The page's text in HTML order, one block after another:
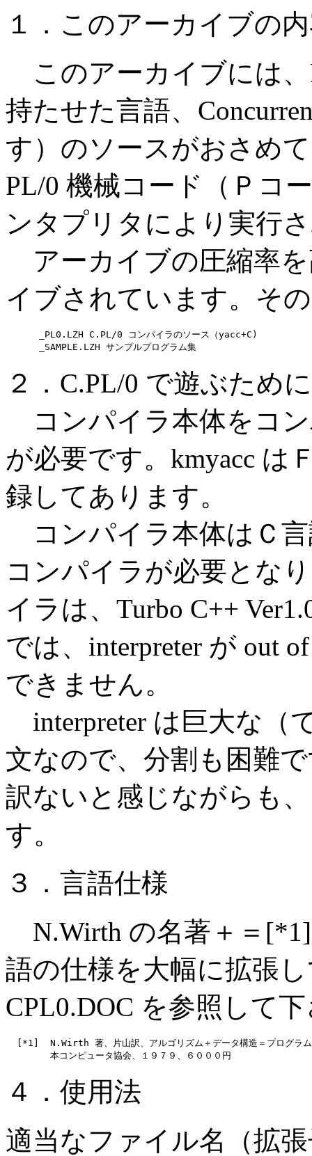
１．このアーカイブの
このアーカイブには、
持たせた言語、
す）のソースがおさめ
PL/0 機械コード（Ｐコ
ンタプリタにより実行
アーカイブの圧縮率
イブされています。そ
_PL0.LZH C.PL/0 コンパイラのソース（yacc+C)
２．C.PL/0 で遊ぶため
コンパイラ本体をコン
が必要です。kmyacc は
録してあります。
コンパイラ本体はＣ
コンパイラが必要とな
イラは、Turbo C++
では、interpreter が out
できません。
interpreter は巨大な（
文なので、分割も困難
訳ないと感じながらも
す。
３．言語仕様
N.Wirth の名著＋＝
語の仕様を大幅に拡張
CPL0.DOC を参照して
[*1]  N.Wirth 著、片山訳、アルゴリズム＋データ構造＝プログラ
        本コンピュータ協会、１９７９、６０００円
４．使用法
適当なファイル名（拡